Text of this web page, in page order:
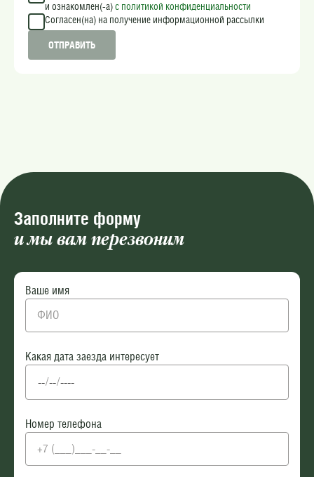
и ознакомлен(-а)c политикой конфиденциальности
Согласен(на) на получение информационной рассылки
ОТПРАВИТЬ
Заполните форму
и мы вам перезвоним
Ваше имя
Какая дата заезда интересует
Номер телефона